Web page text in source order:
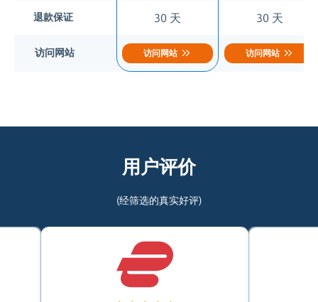
退款保证
访问网站
30 天
访问网站
30 天
访问网站
用户评价
(经筛选的真实好评)